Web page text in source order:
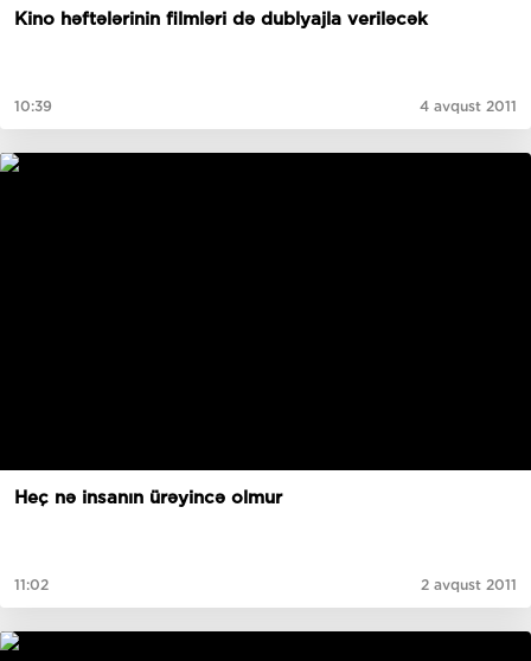
Kino həftələrinin filmləri də dublyajla veriləcək
10:39 4 avqust 2011
Heç nə insanın ürəyincə olmur
11:02 2 avqust 2011